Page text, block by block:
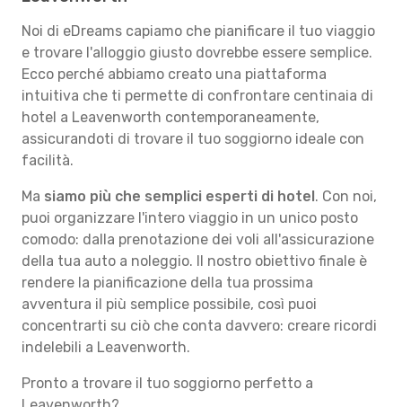
Noi di eDreams capiamo che pianificare il tuo viaggio
e trovare l'alloggio giusto dovrebbe essere semplice.
Ecco perché abbiamo creato una piattaforma
intuitiva che ti permette di confrontare centinaia di
hotel a Leavenworth contemporaneamente,
assicurandoti di trovare il tuo soggiorno ideale con
facilità.
Ma siamo più che semplici esperti di hotel. Con noi,
puoi organizzare l'intero viaggio in un unico posto
comodo: dalla prenotazione dei voli all'assicurazione
della tua auto a noleggio. Il nostro obiettivo finale è
rendere la pianificazione della tua prossima
avventura il più semplice possibile, così puoi
concentrarti su ciò che conta davvero: creare ricordi
indelebili a Leavenworth.
Pronto a trovare il tuo soggiorno perfetto a